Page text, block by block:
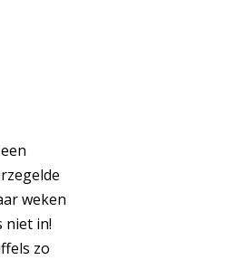
weken
niet in!
zo